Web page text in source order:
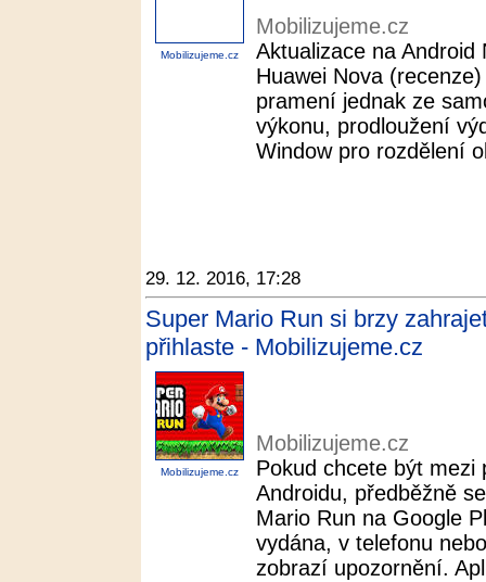
Mobilizujeme.cz
Mobilizujeme.cz
Aktualizace na
Huawei Nova
pramení jednak ze
výkonu, prodloužení
Window pro rozdělení
29. 12. 2016, 17:28
Super Mario Run si brzy
přihlaste - Mobilizujeme.cz
Mobilizujeme.cz
Mobilizujeme.cz
Pokud chcete být
Androidu, předběžně
Mario Run na Google
vydána, v telefonu
zobrazí upozornění.